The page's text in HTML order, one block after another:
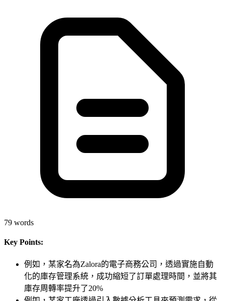
79 words
Key Points:
例如，某家名為Zalora的電子商務公司，透過實施自動
化的庫存管理系統，成功縮短了訂單處理時間，並將其
庫存周轉率提升了20%